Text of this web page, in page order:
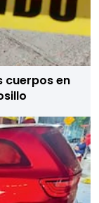
cuerpos en